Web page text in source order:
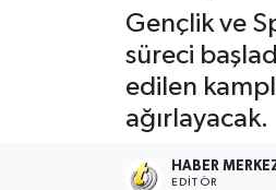
Gençlik ve
süreci
edilen
ağırlayacak.
HABER
EDITÖR
Vefat Edenler